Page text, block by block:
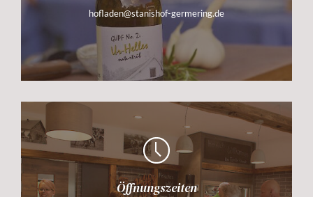
hofladen@stanishof-germering.de
Öffnungszeiten